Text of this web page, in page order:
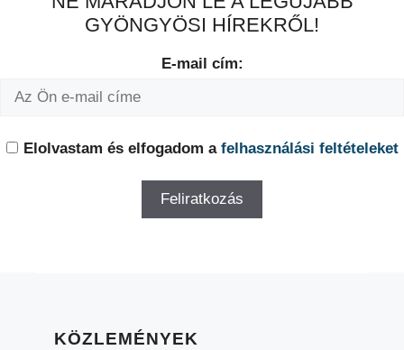
GYÖNGYÖSI HÍREKRŐL!
E-mail cím:
Elolvastam és elfogadom a felhasználási feltételeket
KÖZLEMÉNYEK